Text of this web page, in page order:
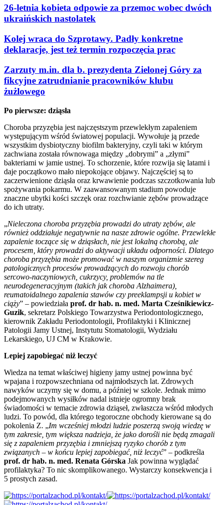
26-letnia kobieta odpowie za przemoc wobec dwóch
ukraińskich nastolatek
Kolej wraca do Szprotawy. Padły konkretne
deklaracje, jest też termin rozpoczęcia prac
Zarzuty m.in. dla b. prezydenta Zielonej Góry za
fikcyjne zatrudnianie pracowników klubu
żużlowego
Po pierwsze: dziąsła
Choroba przyzębia jest najczęstszym przewlekłym zapaleniem
występującym wśród światowej populacji. Wywołuje ją przede
wszystkim dysbiotyczny biofilm bakteryjny, czyli taki w którym
zachwiana została równowaga między „dobrymi” a „złymi”
bakteriami w jamie ustnej. To schorzenie, które rozwija się latami i
daje początkowo mało niepokojące objawy. Najczęściej są to
zaczerwienione dziąsła oraz krwawienie podczas szczotkowania lub
spożywania pokarmu. W zaawansowanym stadium powoduje
znaczne ubytki kości szczęk oraz rozchwianie zębów prowadzące
do ich utraty.
„Nieleczona choroba przyzębia prowadzi do utraty zębów, ale
również oddziałuje negatywnie na nasze zdrowie ogólne. Przewlekłe
zapalenie toczące się w dziąsłach, nie jest lokalną chorobą, ale
procesem, który prowadzi do aktywacji układu odporności. Dlatego
choroba przyzębia może promować w naszym organizmie szereg
patologicznych procesów prowadzących do rozwoju chorób
sercowo-naczyniowych, cukrzycy, problemów na tle
neurodegeneracyjnym (takich jak choroba Alzhaimera),
reumatoidalnego zapalenia stawów czy preeklampsji u kobiet w
ciąży” – powiedziała prof. dr hab. n. med. Marta Cześnikiewicz-
Guzik, sekretarz Polskiego Towarzystwa Periodontologicznego,
kierownik Zakładu Periodontologii, Profilaktyki i Klinicznej
Patologii Jamy Ustnej, Instytutu Stomatologii, Wydziału
Lekarskiego, UJ CM w Krakowie.
Lepiej zapobiegać niż leczyć
Wiedza na temat właściwej higieny jamy ustnej powinna być
wpajana i rozpowszechniana od najmłodszych lat. Zdrowych
nawyków uczymy się w domu, a później w szkole. Jednak mimo
podejmowanych wysiłków nadal istnieje ogromny brak
świadomości w temacie zdrowia dziąseł, zwłaszcza wśród młodych
ludzi. To powód, dla którego tegoroczne obchody kierowane są do
pokolenia Z. „Im wcześniej młodzi ludzie poszerzą swoją wiedzę w
tym zakresie, tym większa nadzieja, że jako dorośli nie będą zmagali
się z zapaleniem przyzębia i zmniejszą ryzyko chorób z tym
związanych – w końcu lepiej zapobiegać, niż leczyć” – podkreśla
prof. dr hab. n. med. Renata Górska Jak powinna wyglądać
profilaktyka? To nic skomplikowanego. Wystarczy konsekwencja i
5 prostych zasad.